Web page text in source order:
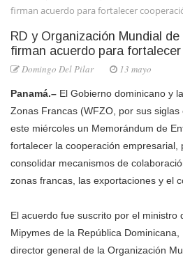
firman acuerdo para fortalecer
RD y Organización Mundial
firman acuerdo para
Domingo Del Pilar 13 mayo
Panamá.– El Gobierno dominicano y
Zonas Francas (WFZO, por sus
este miércoles un Memorándum de
fortalecer la cooperación empresarial,
consolidar mecanismos de
zonas francas, las exportaciones y el
El acuerdo fue suscrito por el ministro
Mipymes de la República
director general de la Organización